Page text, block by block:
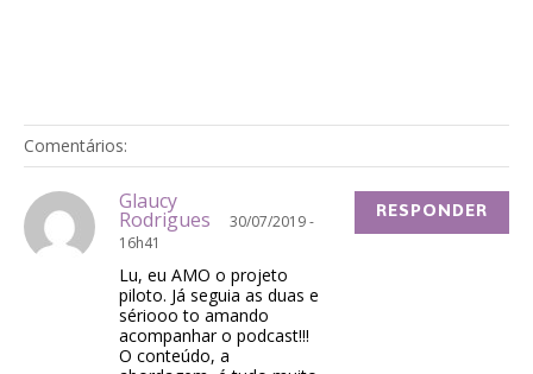
Comentários:
Glaucy
Rodrigues
30/07/2019 -
16h41
Lu, eu AMO o projeto
piloto. Já seguia as duas e
sériooo to amando
acompanhar o podcast!!!
O conteúdo, a
RESPONDER